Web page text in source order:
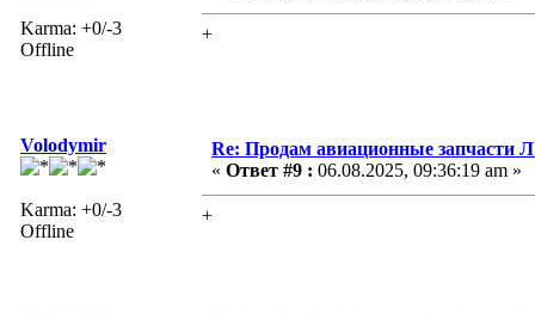
Karma: +0/-3
Offline
+
Volodymir
Karma: +0/-3
Offline
Re: Продам авиационные запчасти
« Ответ #9 : 06.08.2025, 09:36:19 am »
+